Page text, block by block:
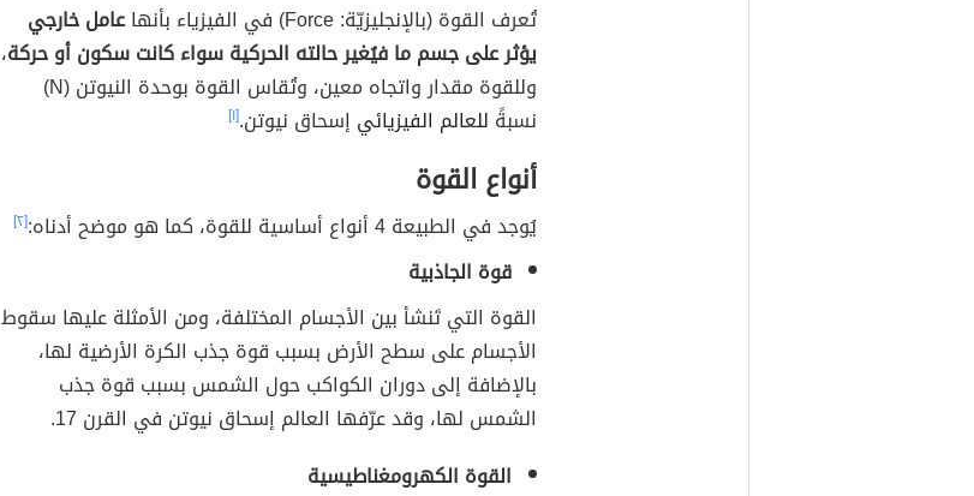
تُعرف القوة (بالإنجليزيّة: Force) في الفيزياء بأنها
عامل خارجي
يؤثر على جسم ما فيُغير حالته الحركية سواء كانت سكون أو حركة،
وللقوة مقدار واتجاه معين، وتُقاس القوة بوحدة النيوتن (N)
نسبةً للعالم الفيزيائي إسحاق نيوتن.[١]
أنواع القوة
يُوجد في الطبيعة 4 أنواع أساسية للقوة، كما هو موضح أدناه: [٢]
قوة الجاذبية
القوة التي تَنشأ بين الأجسام المختلفة، ومن الأمثلة عليها سقوط
الأجسام على سطح الأرض بسبب قوة جذب الكرة الأرضية لها،
بالإضافة إلى دوران الكواكب حول الشمس بسبب قوة جذب
الشمس لها، وقد عرّفها العالم إسحاق نيوتن في القرن 17.
القوة الكهرومغناطيسية